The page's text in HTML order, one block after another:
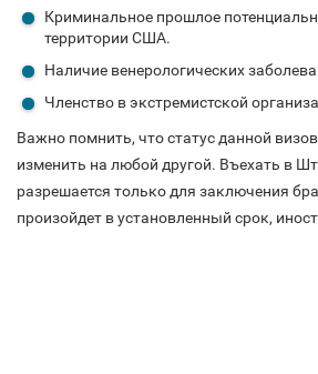
Криминальное прошлое
территории США.
Наличие венерологических
Членство в экстремистской
Важно помнить, что статус данной
изменить на любой другой. Въехать в
разрешается только для заключения
произойдет в установленный срок,